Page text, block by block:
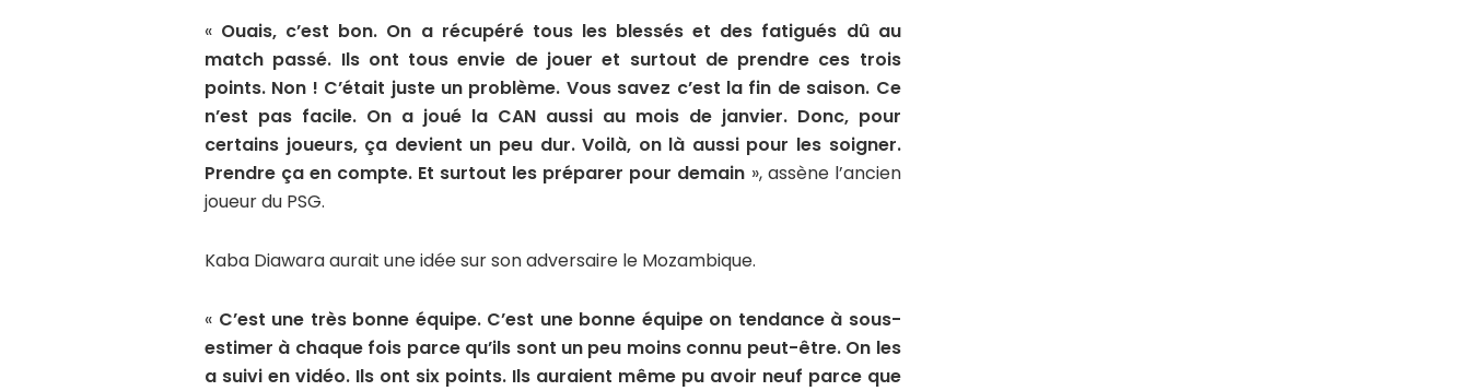
« Ouais, c’est bon. On a récupéré tous les blessés et des fatigués dû au
match passé. Ils ont tous envie de jouer et surtout de prendre ces trois
points. Non ! C’était juste un problème. Vous savez c’est la fin de saison. Ce
n’est pas facile. On a joué la CAN aussi au mois de janvier. Donc, pour
certains joueurs, ça devient un peu dur. Voilà, on là aussi pour les soigner.
Prendre ça en compte. Et surtout les préparer pour demain », assène l’ancien
joueur du PSG.
Kaba Diawara aurait une idée sur son adversaire le Mozambique.
« C’est une très bonne équipe. C’est une bonne équipe on tendance à sous-
estimer à chaque fois parce qu’ils sont un peu moins connu peut-être. On les
a suivi en vidéo. Ils ont six points. Ils auraient même pu avoir neuf parce que